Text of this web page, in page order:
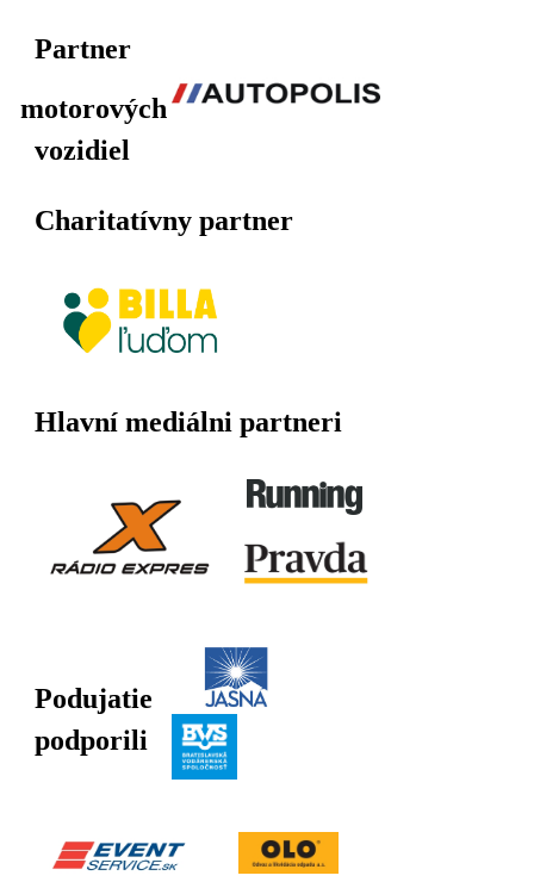
Partner
motorových
vozidiel
Charitatívny partner
Hlavní mediálni partneri
Podujatie
podporili